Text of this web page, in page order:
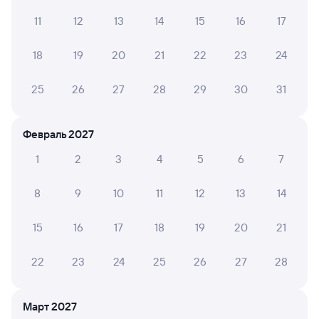
6 причин купить ж/д билеты
Подробные ответы на вопросы о поездке или
относительно чисто. Минус - ресторан начинает
10 АННА Ш.
11 12 13 14 15 16 17
18 19 20 21 22 23 24
25 26 27 28 29 30 31
Февраль 2027
1
2 3 4 5 6 7
8 9 10 11 12 13 14
15 16 17 18 19 20 21
22 23 24 25 26 27 28
Март 2027